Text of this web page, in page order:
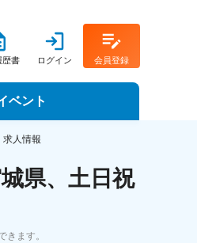
歴書 ログイン 会員登録
ベント
職セミナー
求人情報
県、土日祝
ます。